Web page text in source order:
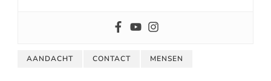
AANDACHT CONTACT MENSEN